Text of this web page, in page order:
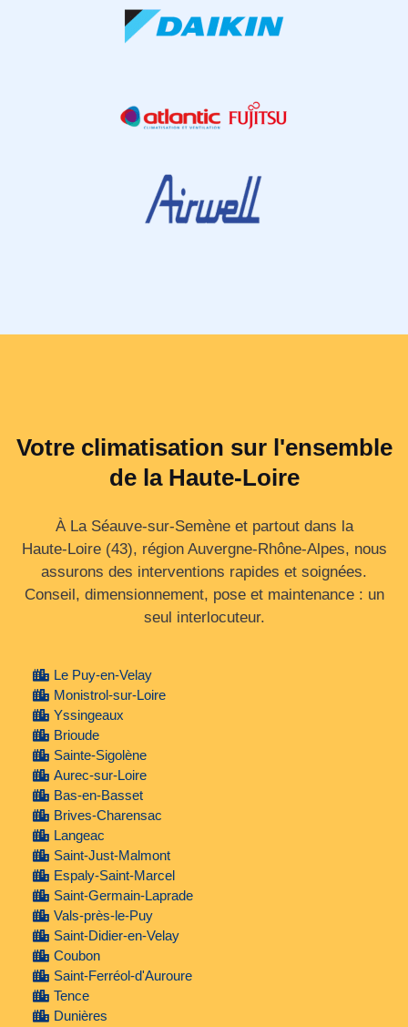
Votre climatisation sur l'ensemble
de la Haute-Loire
À La Séauve-sur-Semène et partout dans la
Haute‑Loire (43), région Auvergne‑Rhône‑Alpes, nous
assurons des interventions rapides et soignées.
Conseil, dimensionnement, pose et maintenance : un
seul interlocuteur.
Le Puy-en-Velay
Monistrol-sur-Loire
Yssingeaux
Brioude
Sainte-Sigolène
Aurec-sur-Loire
Bas-en-Basset
Brives-Charensac
Langeac
Saint-Just-Malmont
Espaly-Saint-Marcel
Saint-Germain-Laprade
Vals-près-le-Puy
Saint-Didier-en-Velay
Coubon
Saint-Ferréol-d'Auroure
Tence
Dunières